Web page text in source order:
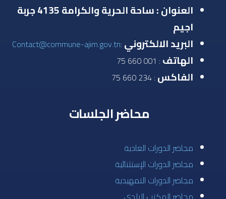
العنوان : ساحة الحرية والكرامة 4135 جربة
اجيم
البريد الالكتروني :
Contact@commune-ajim.gov.tn
الهاتف : 001 660 75
الفاكس : 234 660 75
محاضر الجلسات
مجاضر الدورات العادية
مجاضر الدورات الإستثنائية
مجاضر الدورات التمهيدية